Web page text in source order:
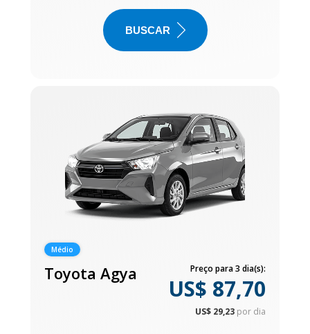
BUSCAR
Médio
Toyota Agya Preço para 3 dia(s):
US$ 87,70
US$ 29,23 por dia